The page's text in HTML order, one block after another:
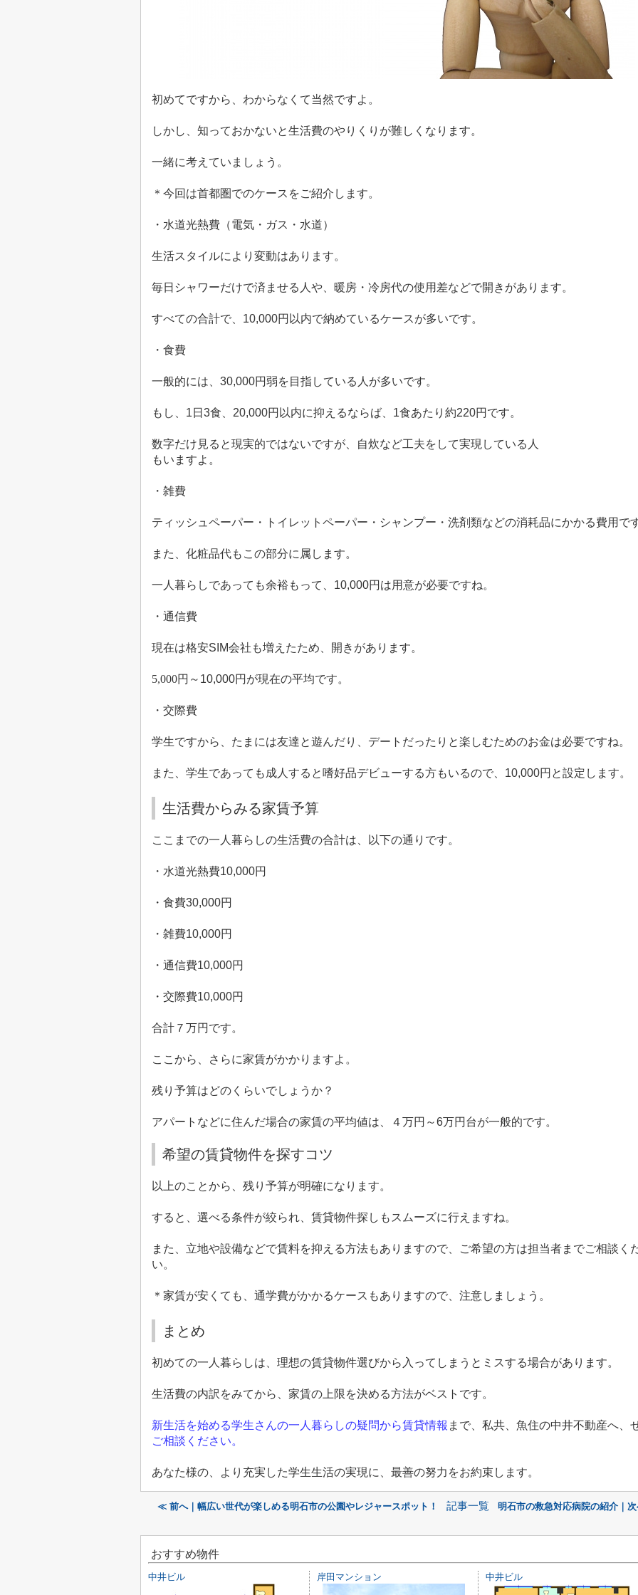
初めてですから、わからなくて当然ですよ。
しかし、知っておかないと生活費のやりくりが難しくなります。
一緒に考えていましょう。
＊今回は首都圏でのケースをご紹介します。
・水道光熱費（電気・ガス・水道）
生活スタイルにより変動はあります。
毎日シャワーだけで済ませる人や、暖房・冷房代の使用差などで開きがあります。
すべての合計で、 10,000円以内で納めているケースが多いです。
・食費
一般的には、 30,000円弱を目指している人が多いです。
もし、 1 日 3食、 20,000円以内に抑えるならば、 1食あたり約220円です。
数字だけ見ると現実的ではないですが、自炊など工夫をして実現している人
もいますよ。
・雑費
ティッシュペーパー・トイレットペーパー・シャンプー・洗剤類などの消耗品にかかる費用で
また、化粧品代もこの部分に属します。
一人暮らしであっても余裕もって、 10,000円は用意が必要ですね。
・通信費
現在は格安SIM会社も増えたため、開きがあります。
5,000円～ 10,000円が現在の平均です。
・交際費
学生ですから、たまには友達と遊んだり、デートだったりと楽しむためのお金は必要ですね。
また、学生であっても成人すると嗜好品デビューする方もいるので、 10,000円と設定します。
生活費からみる家賃予算
ここまでの一人暮らしの生活費の合計は、以下の通りです。
・水道光熱費10,000円
・食費30,000円
・雑費10,000円
・通信費10,000円
・交際費10,000円
合計７万円です。
ここから、さらに家賃がかかりますよ。
残り予算はどのくらいでしょうか？
アパートなどに住んだ場合の家賃の平均値は、４万円～6万円台が一般的です。
希望の賃貸物件を探すコツ
以上のことから、残り予算が明確になります。
すると、選べる条件が絞られ、賃貸物件探しもスムーズに行えますね。
また、立地や設備などで賃料を抑える方法もありますので、ご希望の方は担当者までご相談く
い。
＊家賃が安くても、通学費がかかるケースもありますので、注意しましょう。
まとめ
初めての一人暮らしは、理想の賃貸物件選びから入ってしまうとミスする場合があります。
生活費の内訳をみてから、家賃の上限を決める方法がベストです。
新生活を始める学生さんの一人暮らしの疑問から賃貸情報 まで、私共、魚住の中井不動産へ、
ご相談ください。
あなた様の、より充実した学生生活の実現に、最善の努力をお約束します。
≪ 前へ｜幅広い世代が楽しめる明石市の公園やレジャースポット！ 記事一覧 明石市の救急対応病院の紹介｜
おすすめ物件
中井ビル 岸田マンション 中井ビル